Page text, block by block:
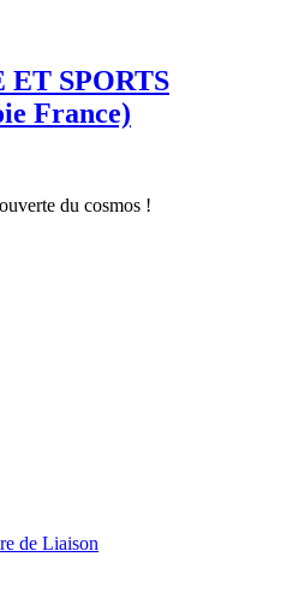
SPORTS
France)
du cosmos !
de Liaison